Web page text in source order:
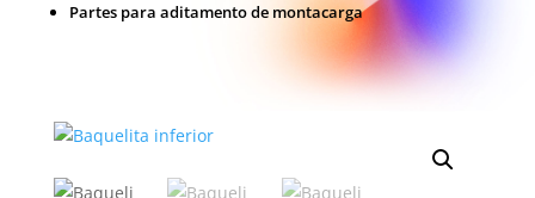
Partes para aditamento de montacarga